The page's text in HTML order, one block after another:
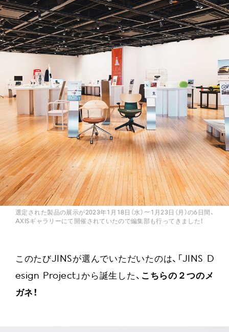
選定された製品の展示が2023年1月18日（水）〜1月23日（月）の6日間、
AXISギャラリーにて開催されていたので編集部も行ってきました！
このたびJINSが選んでいただいたのは、「JINS D
esign Project」から誕生した、 こちらの２つのメ
ガネ！